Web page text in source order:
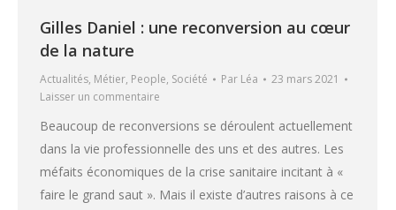
Gilles Daniel : une reconversion au cœur
de la nature
Actualités, Métier, People, Société Par Léa
23 mars 2021
Laisser un commentaire
Beaucoup de reconversions se déroulent actuellement
dans la vie professionnelle des uns et des autres. Les
méfaits économiques de la crise sanitaire incitant à «
faire le grand saut ». Mais il existe d’autres raisons à ce